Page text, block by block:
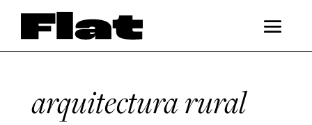
arquitectura rural